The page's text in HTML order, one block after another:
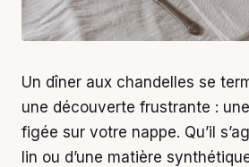
Un dîner aux chandelles se
une découverte frustrante :
figée sur votre nappe. Qu’il
lin ou d’une matière